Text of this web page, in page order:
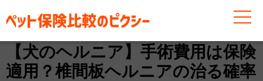
お役立ち情報 犬 犬の病気・症状 【犬のヘルニア
【犬のヘルニア】手術費用は保険
適用？椎間板ヘルニアの治る確率